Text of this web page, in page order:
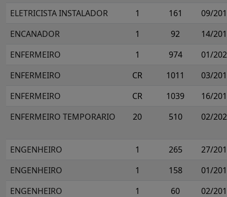
ELETRICISTA INSTALADOR
1 161
09/
ENCANADOR
1 92
14/
ENFERMEIRO
1 974
01/
ENFERMEIRO
CR 1011
03/
ENFERMEIRO
CR 1039
16/
ENFERMEIRO TEMPORARIO
20 510 02/
ENGENHEIRO 1 265
27/
ENGENHEIRO
1 158
01/
ENGENHEIRO
1 60
02/